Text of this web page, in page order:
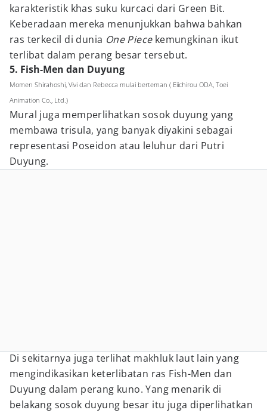
karakteristik khas suku kurcaci dari Green Bit.
Keberadaan mereka menunjukkan bahwa bahkan
ras terkecil di dunia One Piecekemungkinan ikut
terlibat dalam perang besar tersebut.
5. Fish-Men dan Duyung
Momen Shirahoshi, Vivi dan Rebecca mulai berteman ( Eiichirou ODA, Toei
Animation Co., Ltd.)
Mural juga memperlihatkan sosok duyung yang
membawa trisula, yang banyak diyakini sebagai
representasi Poseidon atau leluhur dari Putri
Duyung.
Di sekitarnya juga terlihat makhluk laut lain yang
mengindikasikan keterlibatan ras Fish-Men dan
Duyung dalam perang kuno. Yang menarik di
belakang sosok duyung besar itu juga diperlihatkan